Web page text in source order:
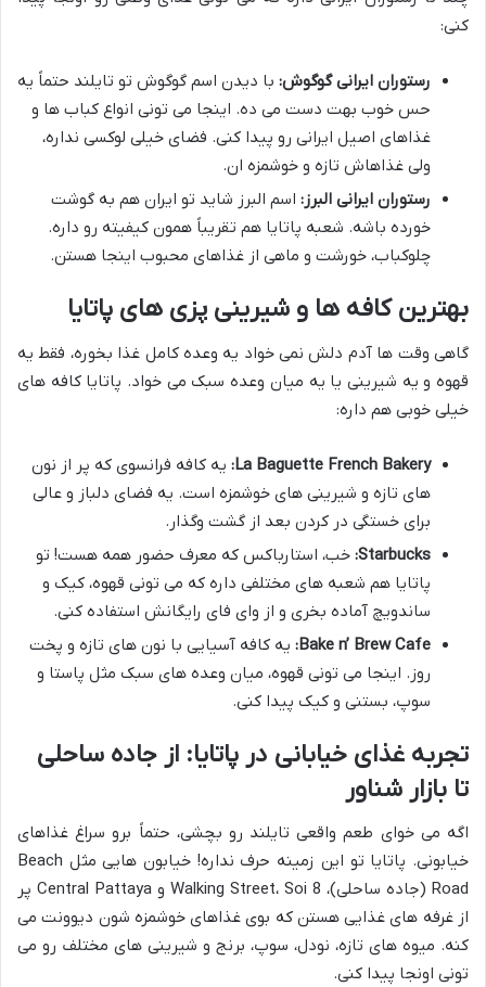
کنی:
رستوران ایرانی گوگوش: با دیدن اسم گوگوش تو تایلند حتماً یه
حس خوب بهت دست می ده. اینجا می تونی انواع کباب ها و
غذاهای اصیل ایرانی رو پیدا کنی. فضای خیلی لوکسی نداره،
ولی غذاهاش تازه و خوشمزه ان.
رستوران ایرانی البرز: اسم البرز شاید تو ایران هم به گوشت
خورده باشه. شعبه پاتایا هم تقریباً همون کیفیته رو داره.
چلوکباب، خورشت و ماهی از غذاهای محبوب اینجا هستن.
بهترین کافه ها و شیرینی پزی های پاتایا
گاهی وقت ها آدم دلش نمی خواد یه وعده کامل غذا بخوره، فقط یه
قهوه و یه شیرینی یا یه میان وعده سبک می خواد. پاتایا کافه های
خیلی خوبی هم داره:
La Baguette French Bakery: یه کافه فرانسوی که پر از نون
های تازه و شیرینی های خوشمزه است. یه فضای دلباز و عالی
برای خستگی در کردن بعد از گشت وگذار.
Starbucks: خب، استارباکس که معرف حضور همه هست! تو
پاتایا هم شعبه های مختلفی داره که می تونی قهوه، کیک و
ساندویچ آماده بخری و از وای فای رایگانش استفاده کنی.
Bake n’ Brew Cafe: یه کافه آسیایی با نون های تازه و پخت
روز. اینجا می تونی قهوه، میان وعده های سبک مثل پاستا و
سوپ، بستنی و کیک پیدا کنی.
تجربه غذای خیابانی در پاتایا: از جاده ساحلی
تا بازار شناور
اگه می خوای طعم واقعی تایلند رو بچشی، حتماً برو سراغ غذاهای
خیابونی. پاتایا تو این زمینه حرف نداره! خیابون هایی مثل Beach
Road (جاده ساحلی)، Walking Street، Soi 8 و Central Pattaya پر
از غرفه های غذایی هستن که بوی غذاهای خوشمزه شون دیوونت می
کنه. میوه های تازه، نودل، سوپ، برنج و شیرینی های مختلف رو می
تونی اونجا پیدا کنی.